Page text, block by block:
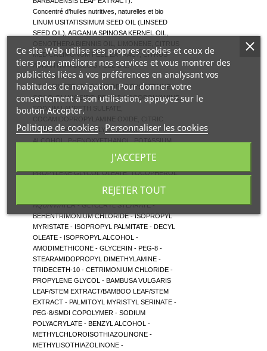
Concentré d’huiles nutritives, naturelles et bio
LINUM USITATISSIMUM SEED OIL (LINSEED
SEED OIL), ARGANIA SPINOSA KERNEL OIL,
OENOTHERA BIENNIS OIL, LIMONENE, CITRUS
MEDICA LIMONUM PEEL EXTRACT, CITRUS
AURANTIUM DULCIS PEEL OIL.
Bain capillaire
AQUA/WATER, COCAMIDOPROPYL BETAINE,
COCO-GLUCOSIDE, PEG-15 COCOPOLYAMINE,
SODIUM LAURETH SULFATE,
COCAMIDOPROPYLAMINE OXIDE, CITRIC
ACID, PROPYLENE GLYCOL, BENZYL
ALCOHOL, PHENOXYETHANOL, POTASSIUM
EXTRACT/WHEAT BRAN EXTRACT, PEG-55
PROPYLENE GLYCOL OLEATE, TOCOPHEROL,
Masque capillaire aux extraits de Bambou
AQUA/WATER - GLYCERYL STEARATE -
BEHENTRIMONIUM CHLORIDE - ISOPROPYL
MYRISTATE - ISOPROPYL PALMITATE - DECYL
OLEATE - ISOPROPYL ALCOHOL -
AMODIMETHICONE - GLYCERIN - PEG-8 -
STEARAMIDOPROPYL DIMETHYLAMINE -
TRIDECETH-10 - CETRIMONIUM CHLORIDE -
PROPYLENE GLYCOL - BAMBUSA VULGARIS
LEAF/STEM EXTRACT/BAMBOO LEAF/STEM
EXTRACT - PALMITOYL MYRISTYL SERINATE -
PEG-8/SMDI COPOLYMER - SODIUM
POLYACRYLATE - BENZYL ALCOHOL -
METHYLCHLOROISOTHIAZOLINONE -
METHYLISOTHIAZOLINONE -
Ce site Web utilise ses propres cookies et ceux de
tiers pour améliorer nos services et vous montrer des
publicités liées à vos préférences en analysant vos
habitudes de navigation. Pour donner votre
consentement à son utilisation, appuyez sur le
bouton Accepter.
Politique de cookies Personnaliser les cookies
REJETER TOUT
J'ACCEPTE